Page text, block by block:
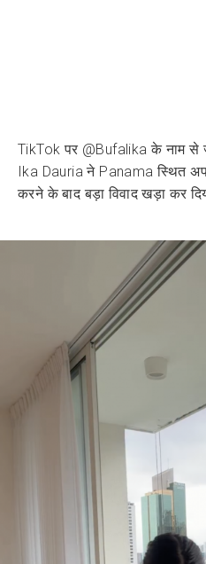
TikTok पर @Bufalika के नाम से
Ika Dauria ने Panama स्थित
करने के बाद बड़ा विवाद खड़ा कर